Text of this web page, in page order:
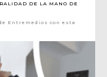
DE LA MANO DE
Entremedios con esta